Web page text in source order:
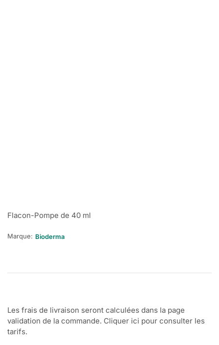
Flacon-Pompe de 40 ml
Marque: Bioderma
Les frais de livraison seront calculées dans la page
validation de la commande. Cliquer ici pour consulter les
tarifs.